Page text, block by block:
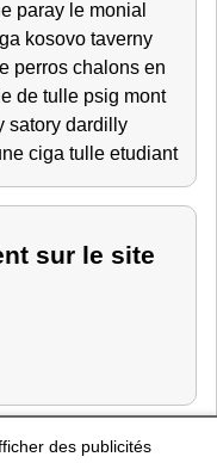
des publicités
paray le monial
kosovo taverny
perros chalons en
de tulle psig mont
satory dardilly
ciga tulle etudiant
sur le site
-Marine Nationale-